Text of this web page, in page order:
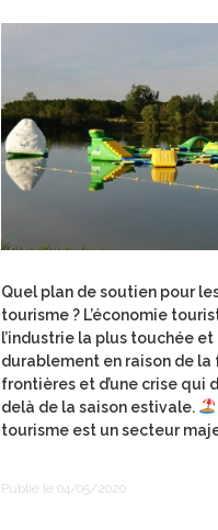
Quel plan de soutien pour
tourisme ? L’économie
l’industrie la plus touchée
durablement en raison de
frontières et d’une crise qui
delà de la saison estivale.
tourisme est un secteur
Publié le 04/05/2020